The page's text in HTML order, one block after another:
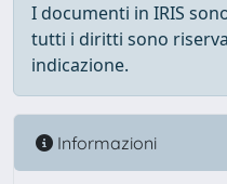
I documenti in IRIS
tutti i diritti sono
indicazione.
Informazioni